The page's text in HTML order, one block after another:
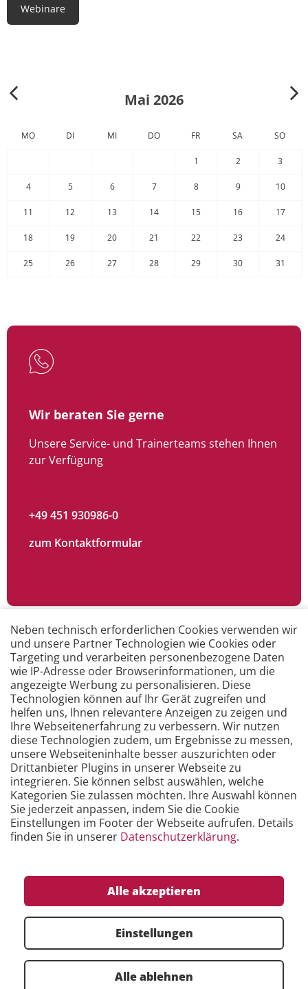
Webinare
Wählen Sie einen Standort oder ein Produkt aus:
Filter zurücksetzen
Mai 2026
MO DI MI DO FR SA SO
1 2 3
4 5 6 7 8 9 10
11 12 13 14 15 16 17
18 19 20 21 22 23 24
25 26 27 28 29 30 31
Wir beraten Sie gerne
Unsere Service- und Trainerteams stehen Ihnen
zur Verfügung
+49 451 930986-0
zum Kontaktformular
Unsere E-Learning Kurse
Mit wenig Zeitaufwand die Grundlagen erlernen.
Wo und wann Sie wollen.
Mehr erfahren …
Neben technisch erforderlichen Cookies verwenden wir
und unsere Partner Technologien wie Cookies oder
Targeting und verarbeiten personenbezogene Daten
wie IP-Adresse oder Browserinformationen, um die
angezeigte Werbung zu personalisieren. Diese
Technologien können auf Ihr Gerät zugreifen und
helfen uns, Ihnen relevantere Anzeigen zu zeigen und
Ihre Webseitenerfahrung zu verbessern. Wir nutzen
diese Technologien zudem, um Ergebnisse zu messen,
unsere Webseiteninhalte besser auszurichten oder
Drittanbieter Plugins in unserer Webseite zu
integrieren. Sie können selbst auswählen, welche
Kategorien Sie zulassen möchten. Ihre Auswahl können
Sie jederzeit anpassen, indem Sie die Cookie
Einstellungen im Footer der Webseite aufrufen. Details
finden Sie in unserer Datenschutzerklärung.
Alle akzeptieren
Einstellungen
Alle ablehnen